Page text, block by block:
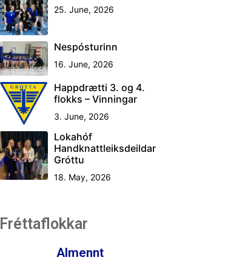
25. June, 2026
Nespósturinn
16. June, 2026
Happdrætti 3. og 4.
flokks – Vinningar
3. June, 2026
Lokahóf
Handknattleiksdeildar
Gróttu
18. May, 2026
Fréttaflokkar
Almennt